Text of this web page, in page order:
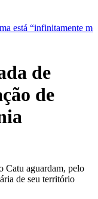
TJRN
de
de
Catu aguardam, pelo
de seu território